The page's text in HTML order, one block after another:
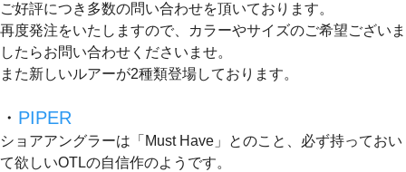
ご好評につき多数の問い合わせを頂いております。
再度発注をいたしますので、カラーやサイズのご希望ございま
したらお問い合わせくださいませ。
また新しいルアーが2種類登場しております。
・ PIPER
ショアアングラーは「Must Have」とのこと、必ず持っておい
て欲しいOTLの自信作のようです。